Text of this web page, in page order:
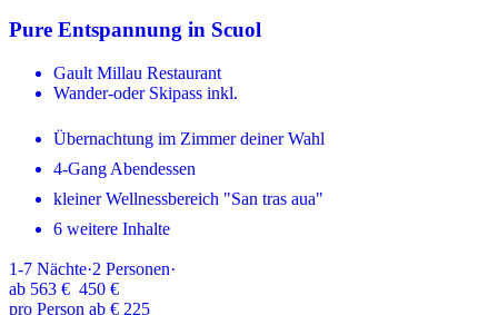
Pure Entspannung in Scuol
Gault Millau Restaurant
Wander-oder Skipass inkl.
Übernachtung im Zimmer deiner Wahl
4-Gang Abendessen
kleiner Wellnessbereich "San tras aua"
6 weitere Inhalte
1-7 Nächte·2 Personen·
ab 563 € 450 €
pro Person ab € 225